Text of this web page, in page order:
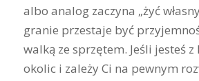
albo analog zaczyna „żyć
granie przestaje być
walką ze sprzętem. Jeśli jesteś z
okolic i zależy Ci na pewnym